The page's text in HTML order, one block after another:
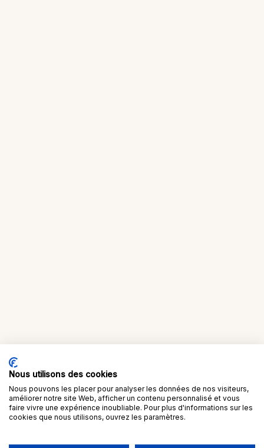
Nous utilisons des cookies
Nous pouvons les placer pour analyser les données de nos visiteurs,
améliorer notre site Web, afficher un contenu personnalisé et vous
faire vivre une expérience inoubliable. Pour plus d'informations sur les
cookies que nous utilisons, ouvrez les paramètres.